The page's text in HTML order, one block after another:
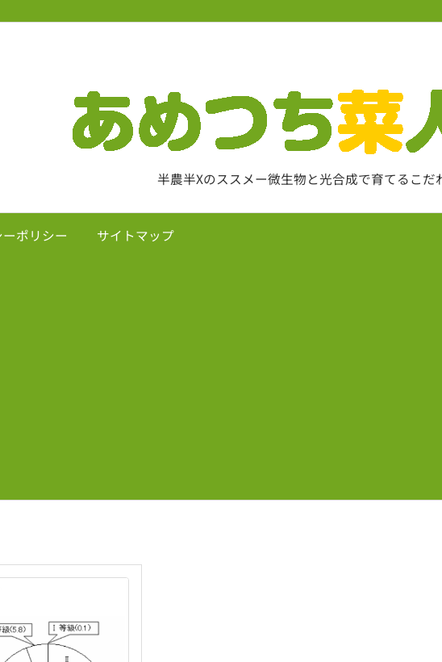
半農半Xのススメー微生物と光合成で育てるこだ
ポリシー サイトマップ